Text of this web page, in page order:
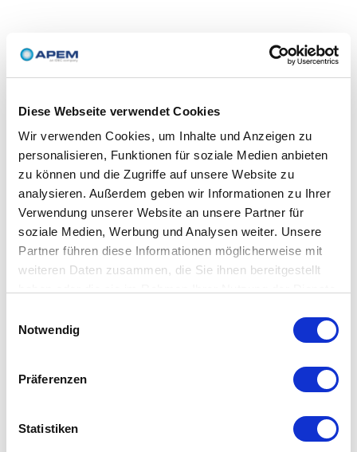
Diese Webseite verwendet Cookies
Wir verwenden Cookies, um Inhalte und Anzeigen zu
personalisieren, Funktionen für soziale Medien anbieten
zu können und die Zugriffe auf unsere Website zu
analysieren. Außerdem geben wir Informationen zu Ihrer
Verwendung unserer Website an unsere Partner für
soziale Medien, Werbung und Analysen weiter. Unsere
Partner führen diese Informationen möglicherweise mit
weiteren Daten zusammen, die Sie ihnen bereitgestellt
Notwendig
Präferenzen
Statistiken